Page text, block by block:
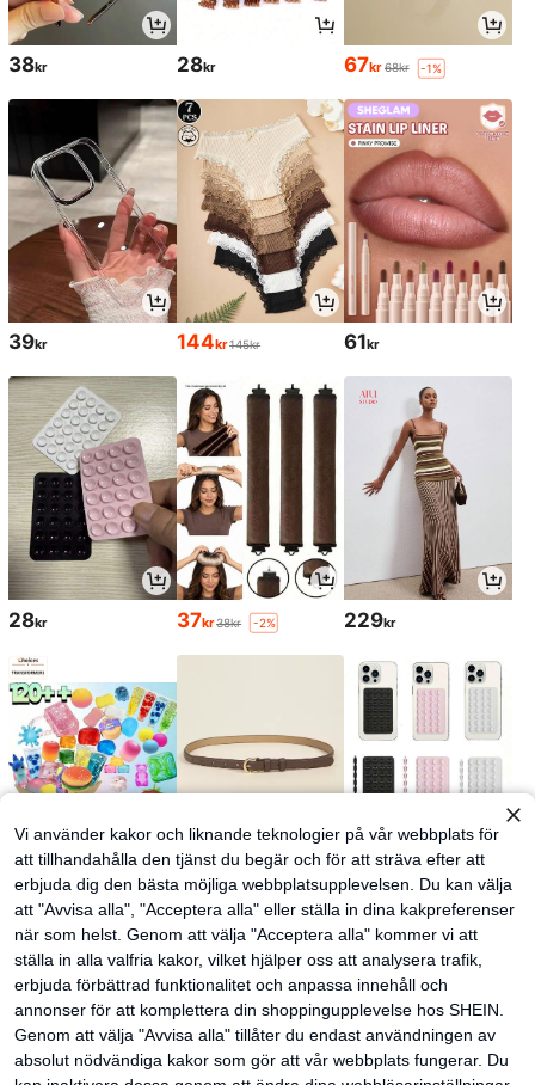
38kr 28kr 67kr 68kr -1%
39kr 144kr145kr 61kr
28kr 37kr38kr -2% 229kr
86 kr 50kr -1% 32
Vi använder kakor och liknande teknologier på vår webbplats för
att tillhandahålla den tjänst du begär och för att sträva efter att
erbjuda dig den bästa möjliga webbplatsupplevelsen. Du kan välja
att "Avvisa alla", "Acceptera alla" eller ställa in dina kakpreferenser
när som helst. Genom att välja "Acceptera alla" kommer vi att
ställa in alla valfria kakor, vilket hjälper oss att analysera trafik,
erbjuda förbättrad funktionalitet och anpassa innehåll och
annonser för att komplettera din shoppingupplevelse hos SHEIN.
Genom att välja "Avvisa alla" tillåter du endast användningen av
absolut nödvändiga kakor som gör att vår webbplats fungerar. Du